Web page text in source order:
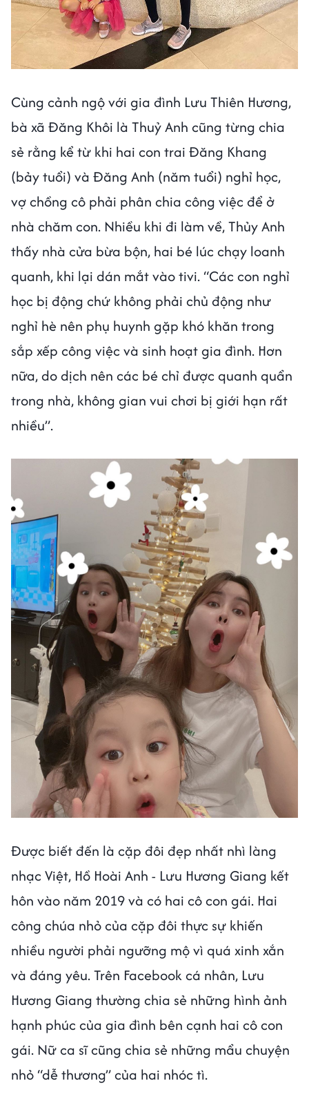
Cùng cảnh ngộ với gia đình Lưu Thiên Hương,
bà xã Đăng Khôi là Thuỷ Anh cũng từng chia
sẻ rằng kể từ khi hai con trai Đăng Khang
(bảy tuổi) và Đăng Anh (năm tuổi) nghỉ học,
vợ chồng cô phải phân chia công việc để ở
nhà chăm con. Nhiều khi đi làm về, Thủy Anh
thấy nhà cửa bừa bộn, hai bé lúc chạy loanh
quanh, khi lại dán mắt vào tivi. “Các con nghỉ
học bị động chứ không phải chủ động như
nghỉ hè nên phụ huynh gặp khó khăn trong
sắp xếp công việc và sinh hoạt gia đình. Hơn
nữa, do dịch nên các bé chỉ được quanh quẩn
trong nhà, không gian vui chơi bị giới hạn rất
nhiều”.
Được biết đến là cặp đôi đẹp nhất nhì làng
nhạc Việt, Hồ Hoài Anh - Lưu Hương Giang kết
hôn vào năm 2019 và có hai cô con gái. Hai
công chúa nhỏ của cặp đôi thực sự khiến
nhiều người phải ngưỡng mộ vì quá xinh xắn
và đáng yêu. Trên Facebook cá nhân, Lưu
Hương Giang thường chia sẻ những hình ảnh
hạnh phúc của gia đình bên cạnh hai cô con
gái. Nữ ca sĩ cũng chia sẻ những mẩu chuyện
nhỏ “dễ thương” của hai nhóc tì.